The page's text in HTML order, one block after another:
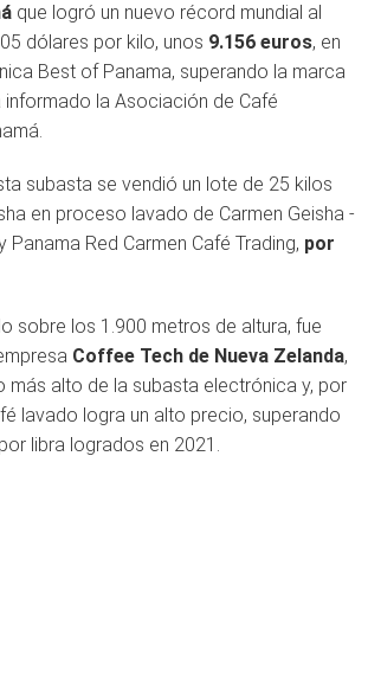
que logró un nuevo récord mundial al
dólares por kilo, unos 9.156 euros, en
Best of Panama, superando la marca
informado la Asociación de Café
subasta se vendió un lote de 25 kilos
en proceso lavado de Carmen Geisha -
Panama Red Carmen Café Trading, por
sobre los 1.900 metros de altura, fue
Coffee Tech de Nueva Zelanda,
más alto de la subasta electrónica y, por
lavado logra un alto precio, superando
libra logrados en 2021.